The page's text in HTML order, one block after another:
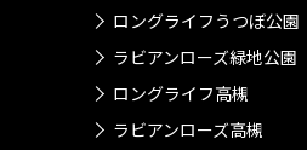
ロングライフうつぼ公園
ラビアンローズ緑地公園
ロングライフ高槻
ラビアンローズ高槻